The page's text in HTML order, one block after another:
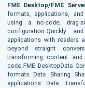
FME Desktop/FME
formats, applications,
using a no-code, drag-
configuration.Quickly
applications with readers
beyond straight
transforming content
code.FME DesktopData
formats Data Sharing
applications Data